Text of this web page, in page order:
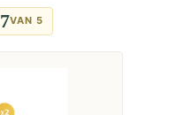
VAN 5